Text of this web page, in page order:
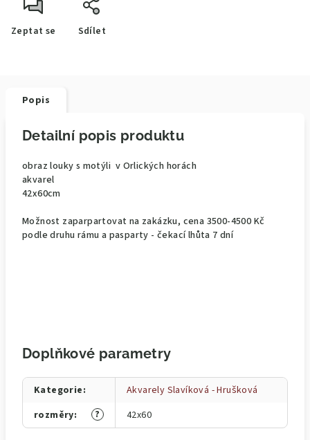
Zeptat se Sdílet
Popis
Detailní popis produktu
obraz louky s motýli v Orlických horách
akvarel
42x60cm
Možnost zaparpartovat na zakázku, cena 3500-4500 Kč
podle druhu rámu a pasparty - čekací lhůta 7 dní
Doplňkové parametry
Kategorie:
Akvarely Slavíková - Hrušková
?
rozměry: 42x60